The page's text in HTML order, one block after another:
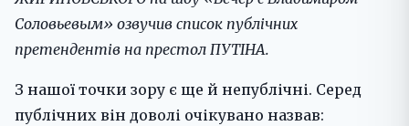
Соловьевым» озвучив список публічних
претендентів на престол ПУТІНА.
З нашої точки зору є ще й непублічні. Серед
публічних він доволі очікувано назвав: